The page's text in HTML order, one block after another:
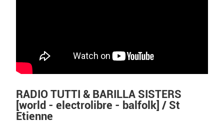
RADIO TUTTI & BARILLA SISTERS
[world - electrolibre - balfolk] / St
Etienne